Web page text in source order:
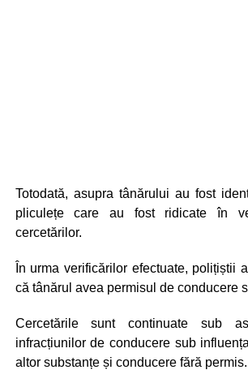
Totodată, asupra tânărului au fost
pliculețe care au fost ridicate în
cercetărilor.
În urma verificărilor efectuate, polițiștii
că tânărul avea permisul de conducere
Cercetările sunt continuate sub
infracțiunilor de conducere sub
altor substanțe și conducere fără permis.